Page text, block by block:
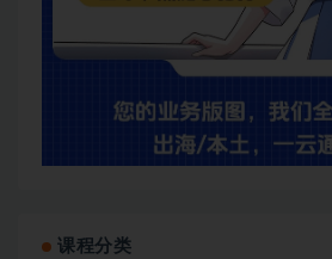
课程分类